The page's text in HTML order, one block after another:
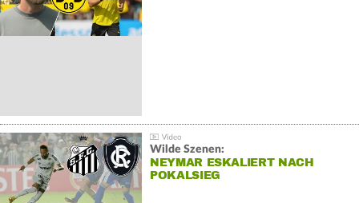
Wilde Szenen:
NEYMAR ESKALIERT NACH
POKALSIEG